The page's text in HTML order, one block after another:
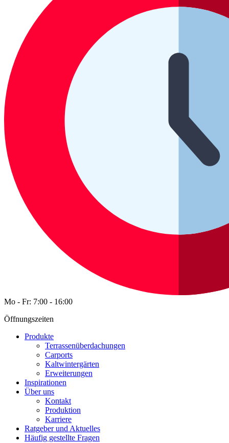
Mo - Fr: 7:00 - 16:00
Öffnungszeiten
Produkte
Terrassenüberdachungen
Carports
Kaltwintergärten
Erweiterungen
Inspirationen
Über uns
Kontakt
Produktion
Karriere
Ratgeber und Aktuelles
Häufig gestellte Fragen